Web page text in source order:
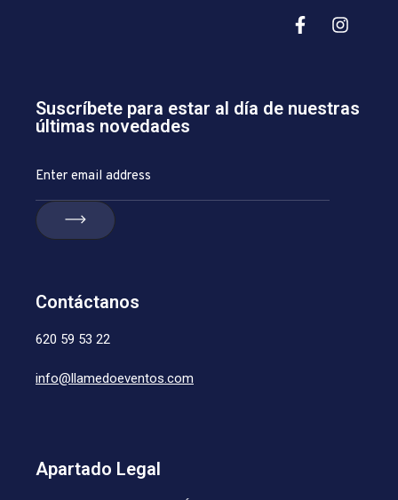
Suscríbete para estar al día de nuestras
últimas novedades
Contáctanos
620 59 53 22
info@llamedoeventos.com
Apartado Legal